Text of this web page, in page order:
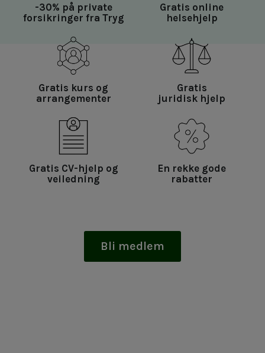
-30% på private
forsikringer fra Tryg
Gratis online
helsehjelp
Gratis kurs og
arrangementer
Gratis
juridisk hjelp
Gratis CV-hjelp og
veiledning
En rekke gode
rabatter
Bli medlem